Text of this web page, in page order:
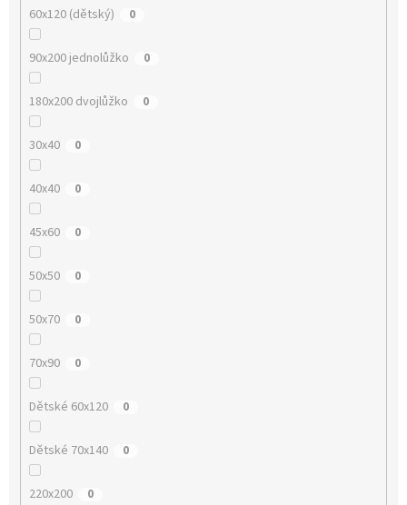
60x120 (dětský) 0
90x200 jednolůžko 0
180x200 dvojlůžko 0
30x40 0
40x40 0
45x60 0
50x50 0
50x70 0
70x90 0
Dětské 60x120 0
Dětské 70x140 0
220x200 0